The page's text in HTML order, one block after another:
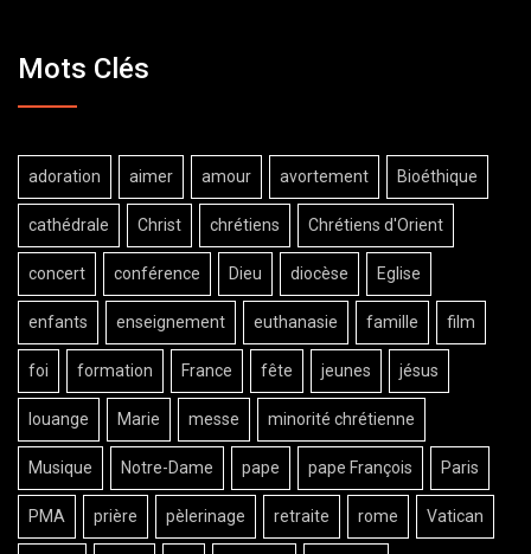
Mots Clés
adoration aimer amour avortement Bioéthique
cathédrale Christ chrétiens Chrétiens d'Orient
concert conférence Dieu diocèse Eglise
enfants enseignement euthanasie famille film
foi formation France fête jeunes jésus
louange Marie messe minorité chrétienne
Musique Notre-Dame pape pape François Paris
PMA prière pèlerinage retraite rome Vatican